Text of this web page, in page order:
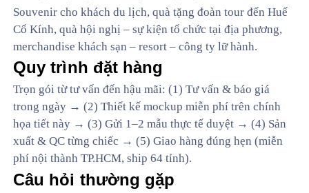
Souvenir cho khách du lịch, quà tặng đoàn tour đến Huế
Cổ Kính, quà hội nghị – sự kiện tổ chức tại địa phương,
merchandise khách sạn – resort – công ty lữ hành.
Quy trình đặt hàng
Trọn gói từ tư vấn đến hậu mãi: (1) Tư vấn & báo giá
trong ngày → (2) Thiết kế mockup miễn phí trên chính
họa tiết này → (3) Gửi 1–2 mẫu thực tế duyệt → (4) Sản
xuất & QC từng chiếc → (5) Giao hàng đúng hẹn (miễn
phí nội thành TP.HCM, ship 64 tỉnh).
Câu hỏi thường gặp